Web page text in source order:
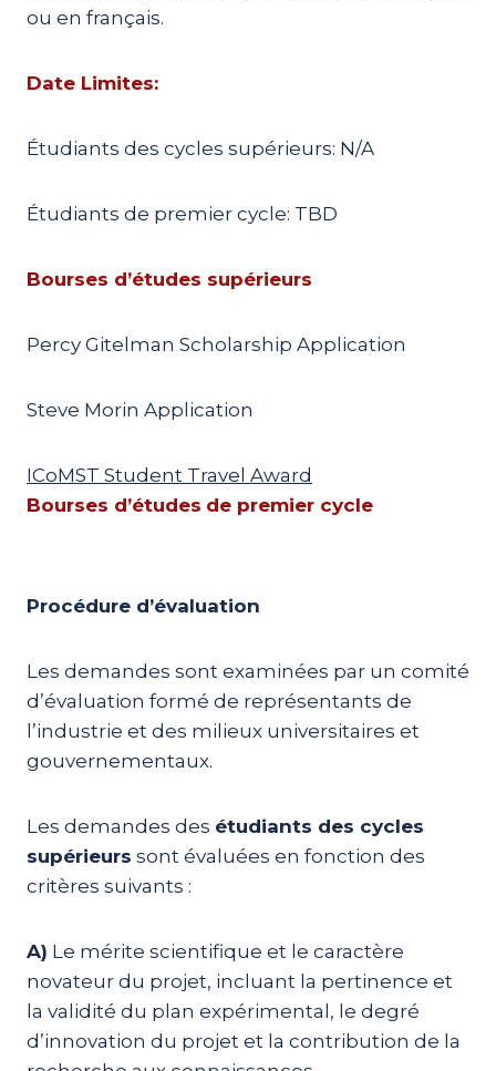
ou en français.
Date Limites:
Étudiants des cycles supérieurs: N/A
Étudiants de premier cycle: TBD
Bourses d’études supérieurs
Percy Gitelman Scholarship Application
Steve Morin Application
ICoMST Student Travel Award
Bourses d’études de premier cycle
Procédure d’évaluation
Les demandes sont examinées par un comité
d’évaluation formé de représentants de
l’industrie et des milieux universitaires et
gouvernementaux.
Les demandes des étudiants des cycles
supérieurs sont évaluées en fonction des
critères suivants :
A) Le mérite scientifique et le caractère
novateur du projet, incluant la pertinence et
la validité du plan expérimental, le degré
d’innovation du projet et la contribution de la